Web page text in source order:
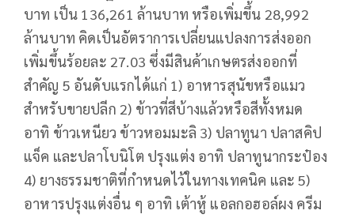
บาท เป็น 136,261 ล้านบาท หรือเพิ่มขึ้น 28,992
ล้านบาท คิดเป็นอัตราการเปลี่ยนแปลงการส่งออก
เพิ่มขึ้นร้อยละ 27.03 ซึ่งมีสินค้าเกษตรส่งออกที่
สำคัญ 5 อันดับแรกได้แก่ 1) อาหารสุนัขหรือแมว
สำหรับขายปลีก 2) ข้าวที่สีบ้างแล้วหรือสีทั้งหมด
อาทิ ข้าวเหนียว ข้าวหอมมะลิ 3) ปลาทูนา ปลาสคิป
แจ็ค และปลาโบนิโต ปรุงแต่ง อาทิ ปลาทูนากระป๋อง
4) ยางธรรมชาติที่กำหนดไว้ในทางเทคนิค และ 5)
อาหารปรุงแต่งอื่น ๆ อาทิ เต้าหู้ แอลกอฮอล์ผง ครีม